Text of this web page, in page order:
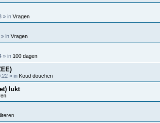
» in Vragen
» in Vragen
» in 100 dagen
» in Koud douchen
lukt